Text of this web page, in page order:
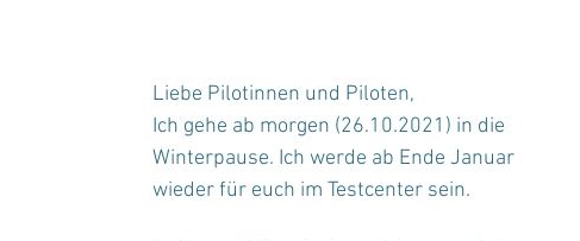
Liebe Pilotinnen und Piloten,
Ich gehe ab morgen (26.10.2021) in die
Winterpause. Ich werde ab Ende Januar
wieder für euch im Testcenter sein.